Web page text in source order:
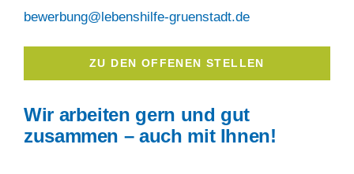
bewerbung@lebenshilfe-gruenstadt.de
ZU DEN OFFENEN STELLEN
Wir arbeiten gern und gut
zusammen – auch mit Ihnen!